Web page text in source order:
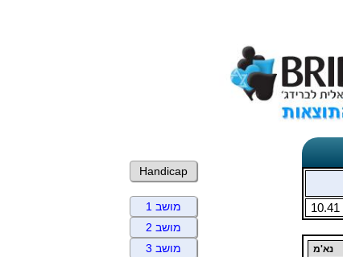
10.41
נא'מ
Handicap
מושב 1
מושב 2
מושב 3